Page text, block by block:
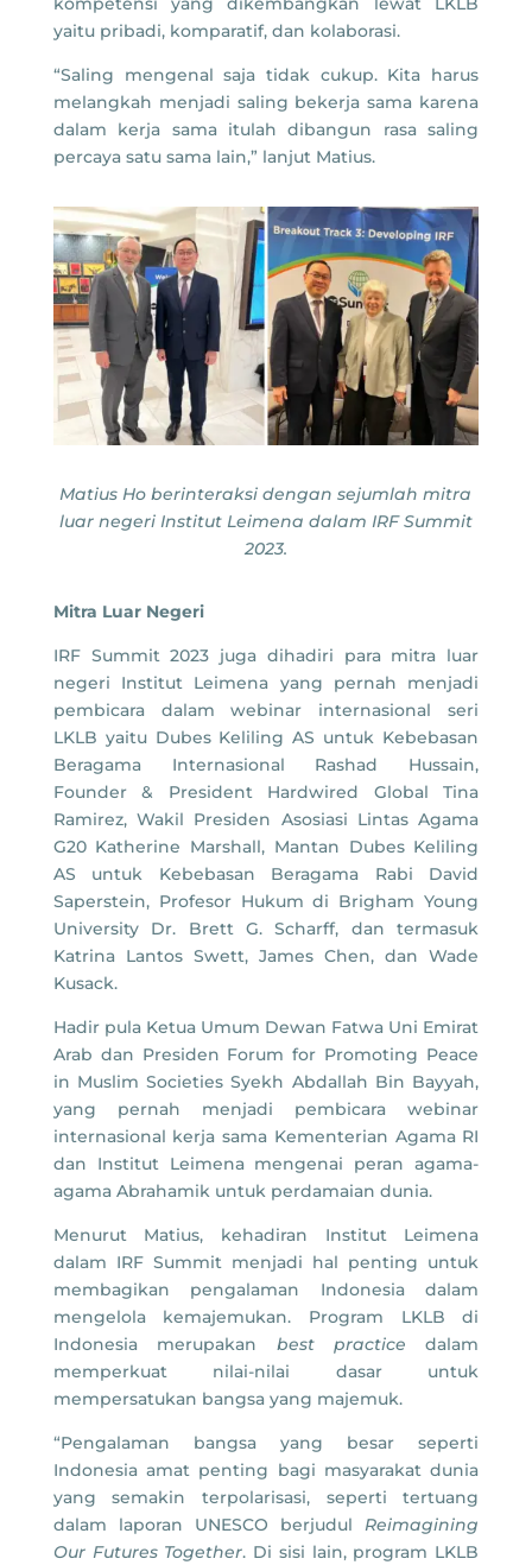
yaitu pribadi, komparatif, dan kolaborasi.
“Saling mengenal saja tidak cukup. Kita harus
melangkah menjadi saling bekerja sama karena
dalam kerja sama itulah dibangun rasa saling
percaya satu sama lain,” lanjut Matius.
Matius Ho berinteraksi dengan sejumlah mitra
luar negeri Institut Leimena dalam IRF Summit
2023.
Mitra Luar Negeri
IRF Summit 2023 juga dihadiri para mitra luar
negeri Institut Leimena yang pernah menjadi
pembicara dalam webinar internasional seri
LKLB yaitu Dubes Keliling AS untuk Kebebasan
Beragama Internasional Rashad Hussain,
Founder & President Hardwired Global Tina
Ramirez, Wakil Presiden Asosiasi Lintas Agama
G20 Katherine Marshall, Mantan Dubes Keliling
AS untuk Kebebasan Beragama Rabi David
Saperstein, Profesor Hukum di Brigham Young
University Dr. Brett G. Scharff, dan termasuk
Katrina Lantos Swett, James Chen, dan Wade
Kusack.
Hadir pula Ketua Umum Dewan Fatwa Uni Emirat
Arab dan Presiden Forum for Promoting Peace
in Muslim Societies Syekh Abdallah Bin Bayyah,
yang pernah menjadi pembicara webinar
internasional kerja sama Kementerian Agama RI
dan Institut Leimena mengenai peran agama-
agama Abrahamik untuk perdamaian dunia.
Menurut Matius, kehadiran Institut Leimena
dalam IRF Summit menjadi hal penting untuk
membagikan pengalaman Indonesia dalam
mengelola kemajemukan. Program LKLB di
Indonesia merupakan best practice dalam
memperkuat nilai-nilai dasar untuk
mempersatukan bangsa yang majemuk.
“Pengalaman bangsa yang besar seperti
Indonesia amat penting bagi masyarakat dunia
yang semakin terpolarisasi, seperti tertuang
dalam laporan UNESCO berjudulReimagining
Our Futures Together. Di sisi lain, program LKLB